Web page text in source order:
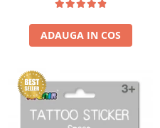
ADAUGA IN COS